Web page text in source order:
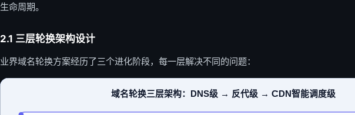
生命周期。
2.1 三层轮换架构设计
业界域名轮换方案经历了三个进化阶段，每一层解决不同的问题：
域名轮换三层架构：DNS级 → 反代级 → CDN智能调度级